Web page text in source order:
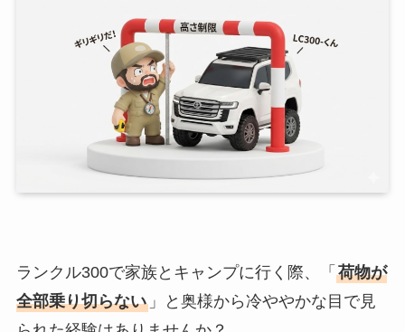
ランクル300で家族とキャンプに行く際、「 荷物が
全部乗り切らない」と奥様から冷ややかな目で見